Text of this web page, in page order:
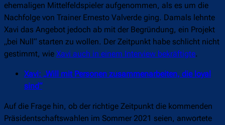
ehemaligen Mittelfeldspieler aufgenommen, als es um die
Nachfolge von Trainer Ernesto Valverde ging. Damals lehnte
Xavi das Angebot jedoch ab mit der Begründung, ein Projekt
„bei Null“ starten zu wollen. Der Zeitpunkt habe schlicht nicht
gestimmt, wie Xavi auch in einem Interview bekräftigte.
Xavi: „Will mit Personen zusammenarbeiten, die loyal
sind“
Auf die Frage hin, ob der richtige Zeitpunkt die kommenden
Präsidentschaftswahlen im Sommer 2021 seien, anwortete